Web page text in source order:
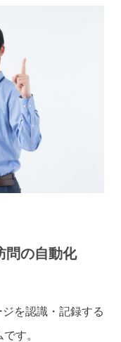
問の自動化
を認識・記録する
す。